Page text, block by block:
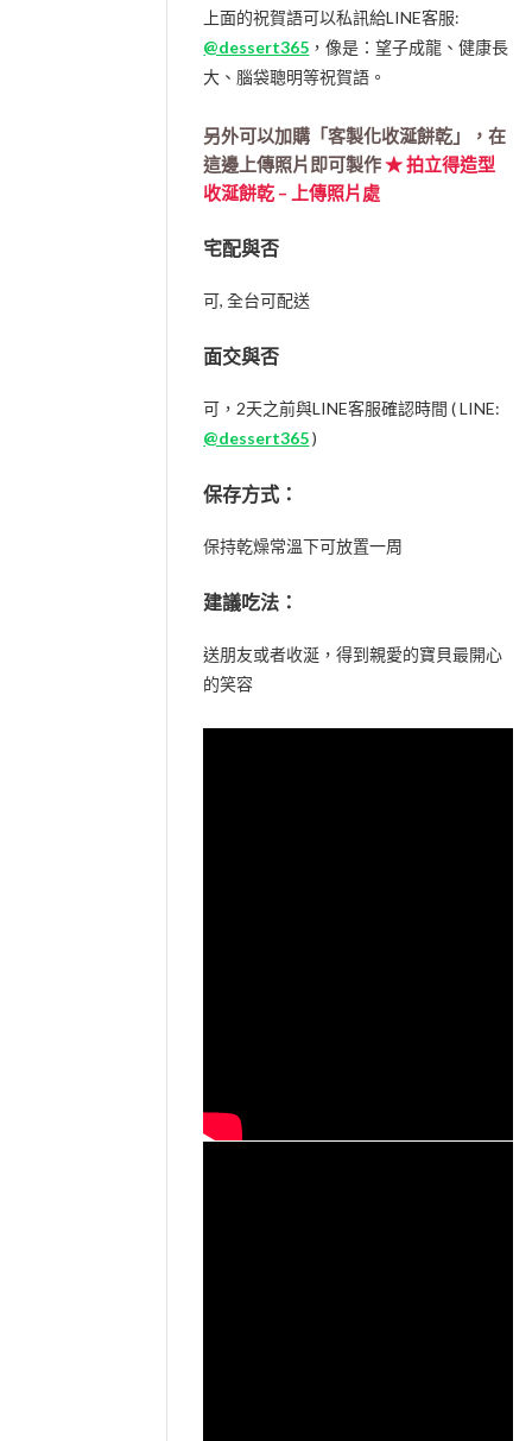
上面的祝賀語可以私訊給LINE客服:
@dessert365 ，像是：望子成龍、健康長
大、腦袋聰明等祝賀語。
另外可以加購「客製化收涎餅乾」，在
這邊上傳照片即可製作★ 拍立得造型
收涎餅乾 – 上傳照片處
宅配與否
可, 全台可配送
面交與否
可，2天之前與LINE客服確認時間 ( LINE:
@dessert365)
保存方式：
保持乾燥常溫下可放置一周
建議吃法：
送朋友或者收涎，得到親愛的寶貝最開心
的笑容